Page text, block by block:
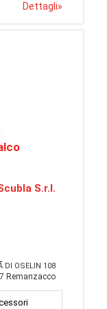
Dettagli»
S.r.l.
DI OSELIN 108
Remanzacco